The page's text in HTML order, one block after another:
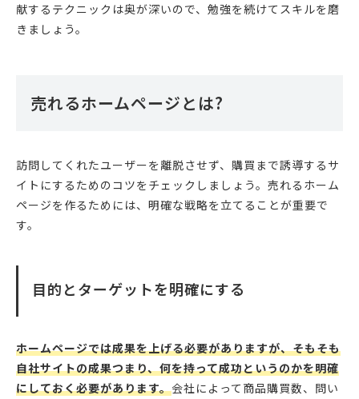
献するテクニックは奥が深いので、勉強を続けてスキルを磨
きましょう。
売れるホームページとは?
訪問してくれたユーザーを離脱させず、購買まで誘導するサ
イトにするためのコツをチェックしましょう。売れるホーム
ページを作るためには、明確な戦略を立てることが重要で
す。
目的とターゲットを明確にする
ホームページでは成果を上げる必要がありますが、そもそも
自社サイトの成果つまり、何を持って成功というのかを明確
にしておく必要があります。会社によって商品購買数、問い